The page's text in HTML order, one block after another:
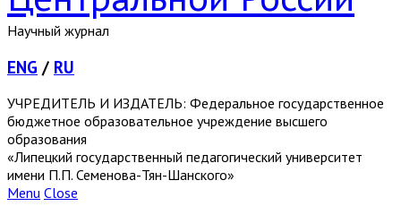
Научный журнал
ENG / RU
УЧРЕДИТЕЛЬ И ИЗДАТЕЛЬ: Федеральное государственное
бюджетное образовательное учреждение высшего
образования
«Липецкий государственный педагогический университет
имени П.П. Семенова-Тян-Шанского»
Menu Close